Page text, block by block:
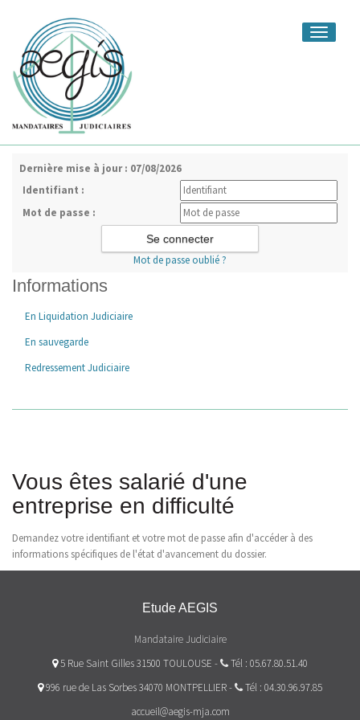
Toggle
Dernière mise à jour : 07/08/2026
Identifiant :
Mot de passe :
Mot de passe oublié ?
Informations
En Liquidation Judiciaire
En sauvegarde
Redressement Judiciaire
Vous êtes salarié d'une
entreprise en difficulté
Demandez votre identifiant et votre mot de passe afin d'accéder à des
informations spécifiques de l'état d'avancement du dossier.
Etude AEGIS
Mandataire Judiciaire
5 Rue Saint Gilles 31500 TOULOUSE -
Tél : 05.67.80.51.40
996 rue de Las Sorbes 34070 MONTPELLIER-
Tél : 04.30.96.97.85
accueil@aegis-mja.com